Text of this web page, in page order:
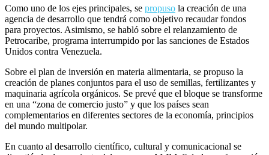
Como uno de los ejes principales, se propuso la creación de una
agencia de desarrollo que tendrá como objetivo recaudar fondos
para proyectos. Asimismo, se habló sobre el relanzamiento de
Petrocaribe, programa interrumpido por las sanciones de Estados
Unidos contra Venezuela.
Sobre el plan de inversión en materia alimentaria, se propuso la
creación de planes conjuntos para el uso de semillas, fertilizantes y
maquinaria agrícola orgánicos. Se prevé que el bloque se transforme
en una “zona de comercio justo” y que los países sean
complementarios en diferentes sectores de la economía, principios
del mundo multipolar.
En cuanto al desarrollo científico, cultural y comunicacional se